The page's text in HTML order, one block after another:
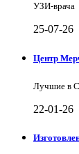
УЗИ-врача
25-07-26
Центр
Лучшие в
22-01-26